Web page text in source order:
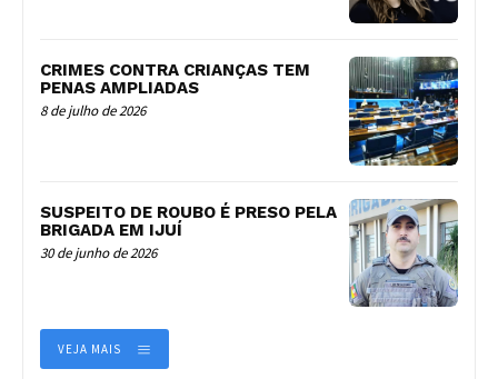
CRIMES CONTRA CRIANÇAS TEM
PENAS AMPLIADAS
8 de julho de 2026
SUSPEITO DE ROUBO É PRESO PELA
BRIGADA EM IJUÍ
30 de junho de 2026
VEJA MAIS